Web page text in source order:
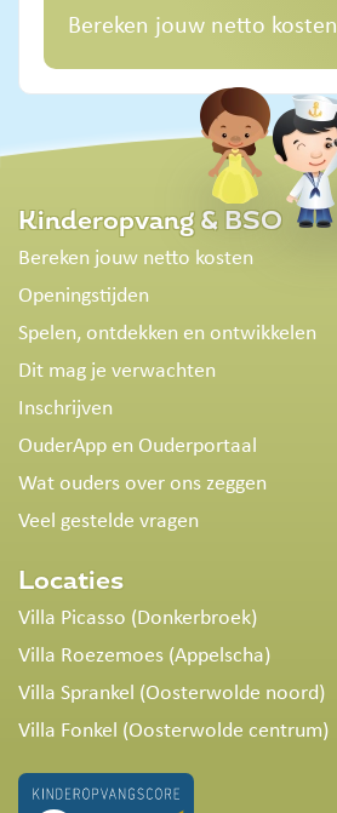
Bereken jouw netto kosten
Kinderopvang & BSO
Bereken jouw netto kosten
Openingstijden
Spelen, ontdekken en ontwikkelen
Dit mag je verwachten
Inschrijven
OuderApp en Ouderportaal
Wat ouders over ons zeggen
Veel gestelde vragen
Locaties
Villa Picasso (Donkerbroek)
Villa Roezemoes (Appelscha)
Villa Sprankel (Oosterwolde noord)
Villa Fonkel (Oosterwolde centrum)